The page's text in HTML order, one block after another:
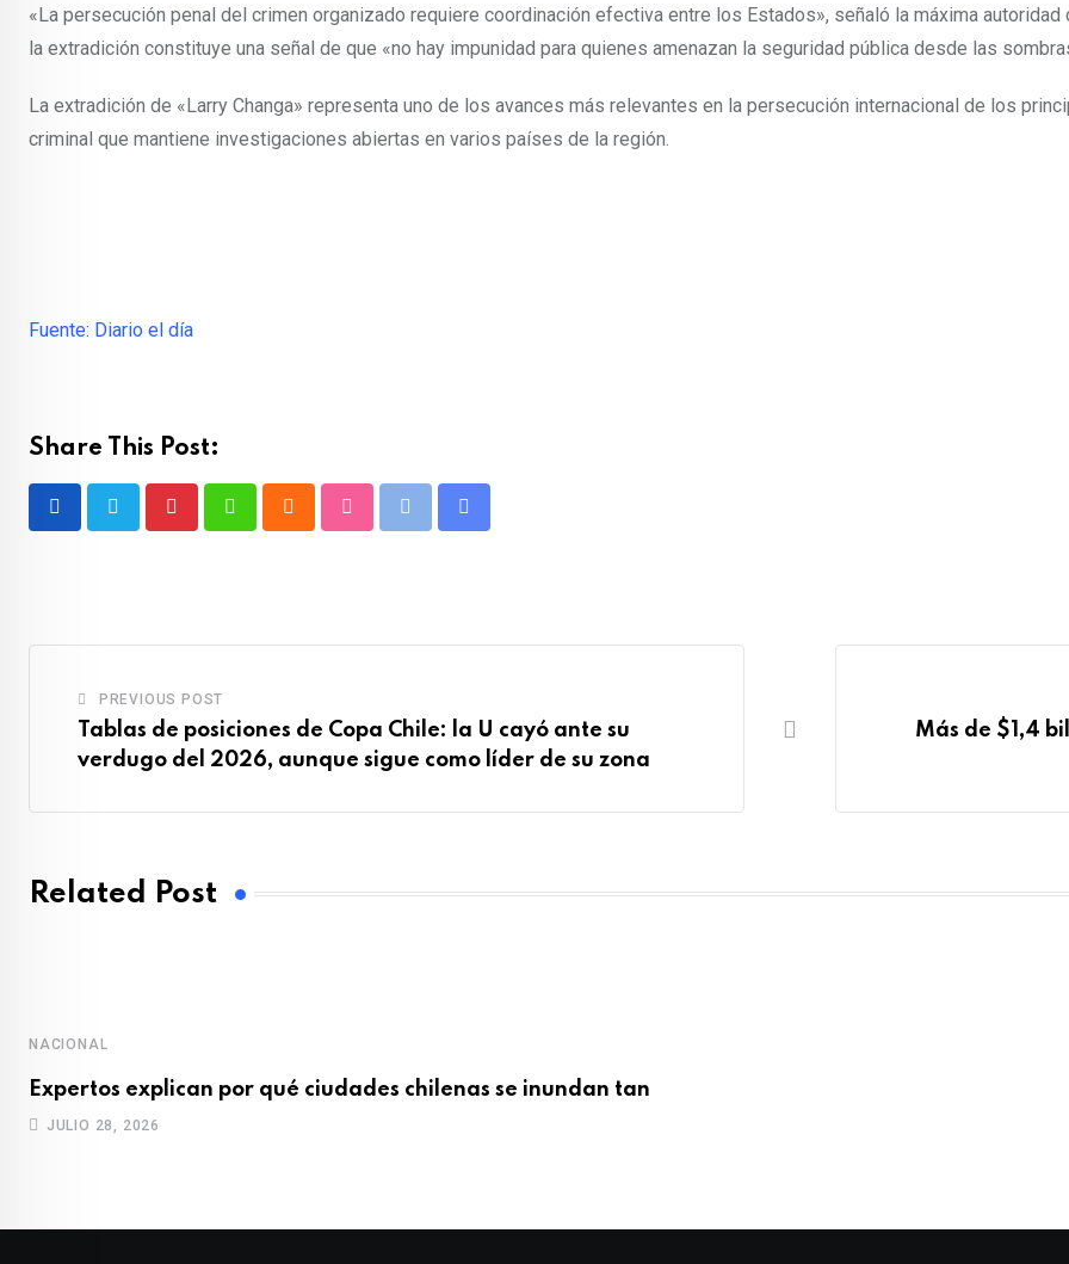
«La persecución penal del crimen organizado requiere coordinación efectiva entre los Estados», señaló la máxima
la extradición constituye una señal de que «no hay impunidad para quienes amenazan la seguridad pública desde las
La extradición de «Larry Changa» representa uno de los avances más relevantes en la persecución internacional de los
criminal que mantiene investigaciones abiertas en varios países de la región.
Fuente: Diario el día
Share This Post:
PREVIOUS POST
Tablas de posiciones de Copa Chile: la U cayó ante su
verdugo del 2026, aunque sigue como líder de su zona
Más de $1,4
Related Post
NACIONAL
Expertos explican por qué ciudades chilenas se inundan tan
JULIO 28, 2026